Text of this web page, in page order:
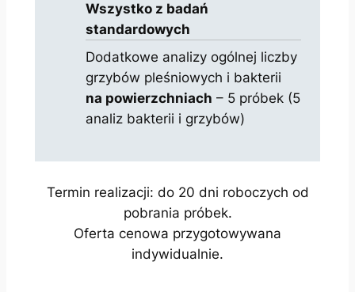
Wszystko z badań
standardowych
Dodatkowe analizy ogólnej liczby
grzybów pleśniowych i bakterii
na powierzchniach – 5 próbek (5
analiz bakterii i grzybów)
Termin realizacji: do 20 dni roboczych od
pobrania próbek.
Oferta cenowa przygotowywana
indywidualnie.